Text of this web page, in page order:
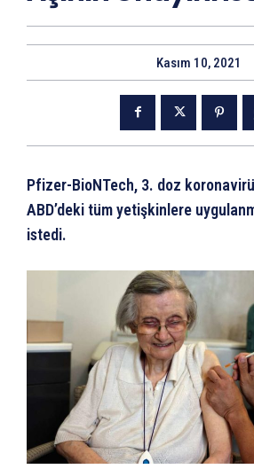
Kasım 10, 2021
Pfizer-BioNTech, 3. doz koronavirüs
ABD’deki tüm yetişkinlere
istedi.